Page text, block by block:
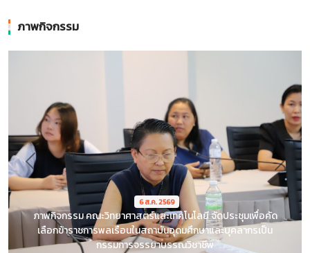
ภาพกิจกรรม
6 ส.ค. 2569
ภาพกิจกรรม คณะวิทยาศาสตร์และเทคโนโลยี จัดประชุมเพื่อคัด
เลือกข้าราชการพลเรือนในสถาบันอุดมศึกษาและบุคลากรเป็น
กรรมการจรรยาบรรณวิชาชีพ
Previous Next